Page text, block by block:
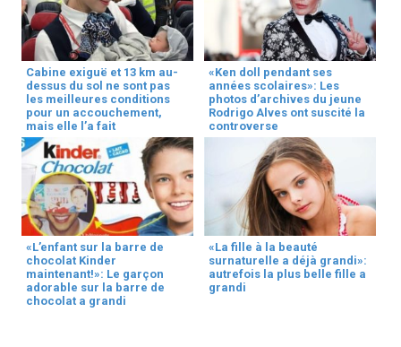
Cabine exiguë et 13 km au-
dessus du sol ne sont pas
les meilleures conditions
pour un accouchement,
mais elle l’a fait
«Ken doll pendant ses
années scolaires»: Les
photos d’archives du jeune
Rodrigo Alves ont suscité la
controverse
«L’enfant sur la barre de
chocolat Kinder
maintenant!»: Le garçon
adorable sur la barre de
chocolat a grandi
«La fille à la beauté
surnaturelle a déjà grandi»:
autrefois la plus belle fille a
grandi